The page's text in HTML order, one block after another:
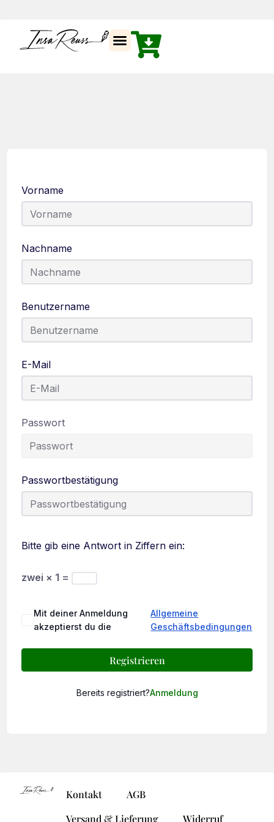
Vorname
Nachname
Benutzername
E-Mail
Passwort
Passwortbestätigung
Bitte gib eine Antwort in Ziffern ein:
zwei × 1 =
Mit deiner Anmeldung
akzeptierst du die
Allgemeine
Geschäftsbedingungen
Registrieren
Bereits registriert?Anmeldung
Kontakt
AGB
Versand & Lieferung
Widerruf